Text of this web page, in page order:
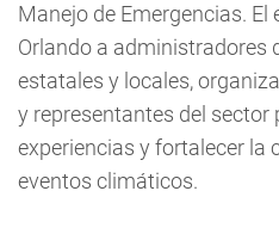
Manejo de Emergencias. El
Orlando a administradores
estatales y locales,
y representantes del
experiencias y fortalecer la
eventos climáticos.